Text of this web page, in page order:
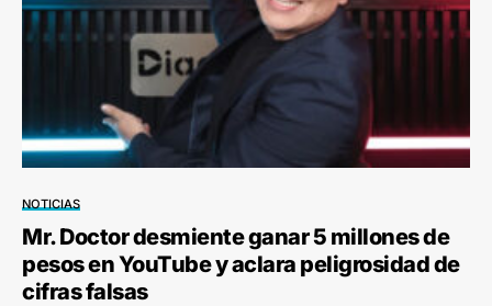
NOTICIAS
Mr. Doctor desmiente ganar 5 millones de
pesos en YouTube y aclara peligrosidad de
cifras falsas